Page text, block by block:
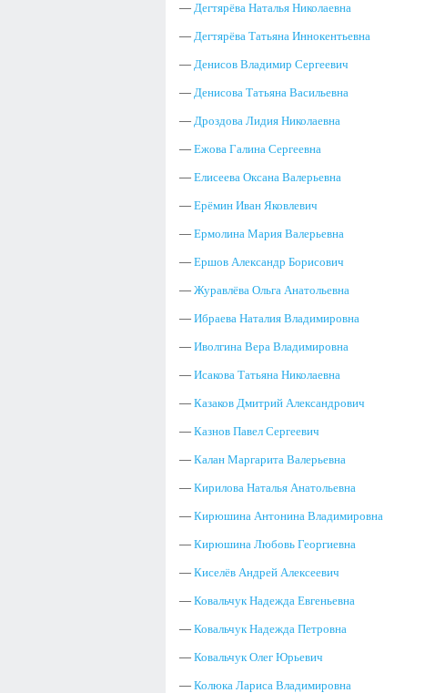
— Дегтярёва Наталья Николаевна
— Дегтярёва Татьяна Иннокентьевна
— Денисов Владимир Сергеевич
— Денисова Татьяна Васильевна
— Дроздова Лидия Николаевна
— Ежова Галина Сергеевна
— Елисеева Оксана Валерьевна
— Ерёмин Иван Яковлевич
— Ермолина Мария Валерьевна
— Ершов Александр Борисович
— Журавлёва Ольга Анатольевна
— Ибраева Наталия Владимировна
— Иволгина Вера Владимировна
— Исакова Татьяна Николаевна
— Казаков Дмитрий Александрович
— Казнов Павел Сергеевич
— Калан Маргарита Валерьевна
— Кирилова Наталья Анатольевна
— Кирюшина Антонина Владимировна
— Кирюшина Любовь Георгиевна
— Киселёв Андрей Алексеевич
— Ковальчук Надежда Евгеньевна
— Ковальчук Надежда Петровна
— Ковальчук Олег Юрьевич
— Колюка Лариса Владимировна